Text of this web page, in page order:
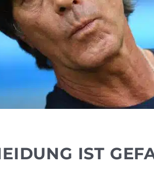
IST